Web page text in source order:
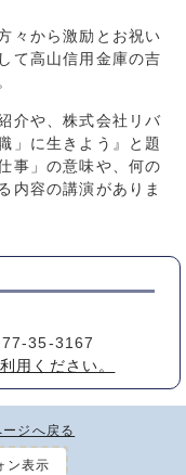
々から激励とお祝い
て高山信用金庫の吉
介や、株式会社リバ
」に生きよう』と題
事」の意味や、何の
内容の講演がありま
35-3167
用ください。
ージへ戻る
ン表示